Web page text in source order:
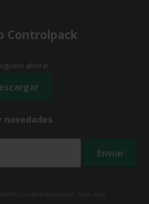
novedades
tus derinformativo. Para más
Controlpack
ahora!